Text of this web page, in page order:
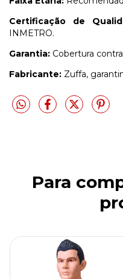
Certificação de
INMETRO.
Garantia: Cobertura
Fabricante: Zuffa,
Para